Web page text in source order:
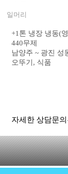
일머리
+1톤 냉장 냉동(
440무제
남양주 ~ 광진 성
오뚜기, 식품
자세한 상담문